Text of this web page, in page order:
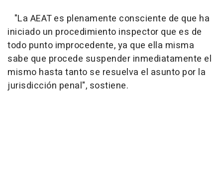
"La AEAT es plenamente consciente de que ha
iniciado un procedimiento inspector que es de
todo punto improcedente, ya que ella misma
sabe que procede suspender inmediatamente el
mismo hasta tanto se resuelva el asunto por la
jurisdicción penal", sostiene.